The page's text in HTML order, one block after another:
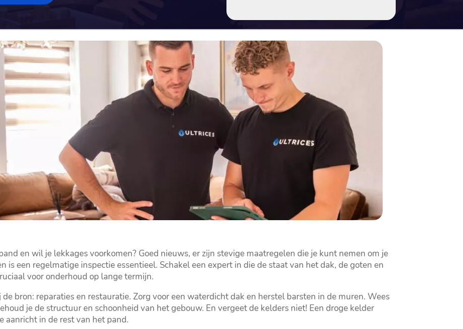
en wil je lekkages voorkomen? Goed nieuws, er zijn stevige maatregelen die je kunt nemen om je
is een regelmatige inspectie essentieel.​ Schakel een expert in die de staat van het dak, de goten en
voor onderhoud op lange termijn.​
bron: reparaties en restauratie.​ Zorg voor een waterdicht dak en herstel barsten in de muren.​ Wees
je de structuur en schoonheid van het gebouw.​ En vergeet de kelders niet! Een droge kelder
aanricht in de rest van het pand.​